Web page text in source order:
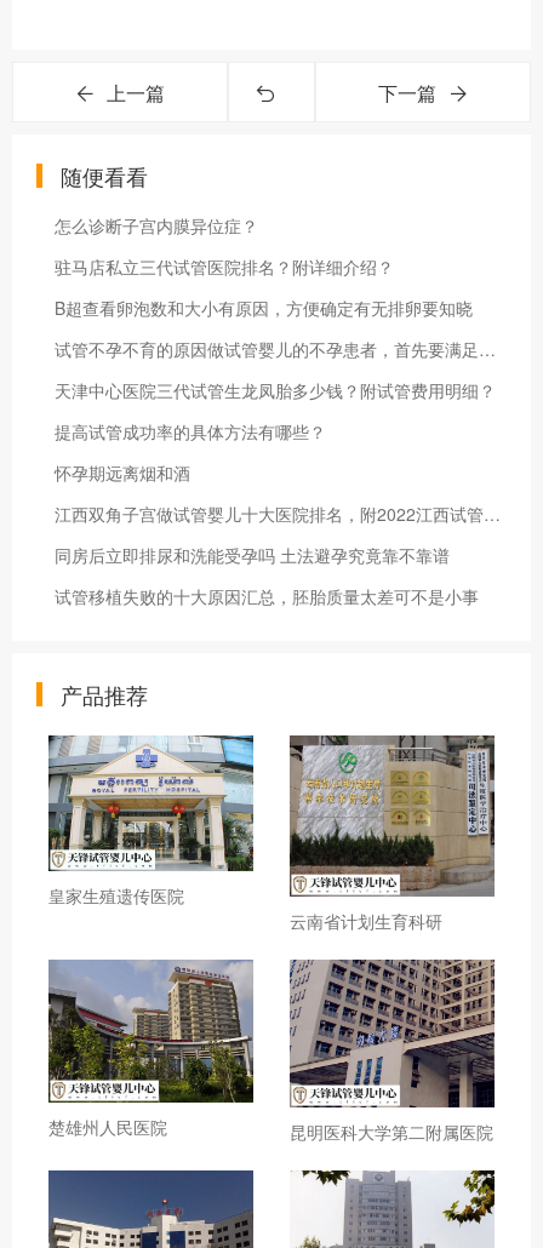
上一篇 下一篇
随便看看
怎么诊断子宫内膜异位症？
驻马店私立三代试管医院排名？附详细介绍？
B超查看卵泡数和大小有原因，方便确定有无排卵要知晓
试管不孕不育的原因做试管婴儿的不孕患者，首先要满足这四个条件！
天津中心医院三代试管生龙凤胎多少钱？附试管费用明细？
提高试管成功率的具体方法有哪些？
怀孕期远离烟和酒
江西双角子宫做试管婴儿十大医院排名，附2022江西试管生男孩医院名单
同房后立即排尿和洗能受孕吗 土法避孕究竟靠不靠谱
试管移植失败的十大原因汇总，胚胎质量太差可不是小事
产品推荐
皇家生殖遗传医院
云南省计划生育科研
楚雄州人民医院 昆明医科大学第二附属医院